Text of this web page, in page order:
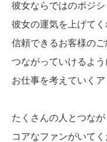
彼女ならではのポジシ
彼女の運気を上げてく
信頼できるお客様のご
つながっていけるよう
お仕事を考えていくア
たくさんの人とつなが
コアなファンがいてく